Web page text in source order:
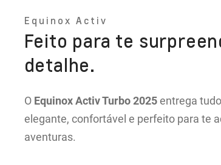
Equinox Activ
Feito para te
detalhe.
O Equinox Activ Turbo 2025entrega
elegante, confortável e perfeito para te
aventuras.